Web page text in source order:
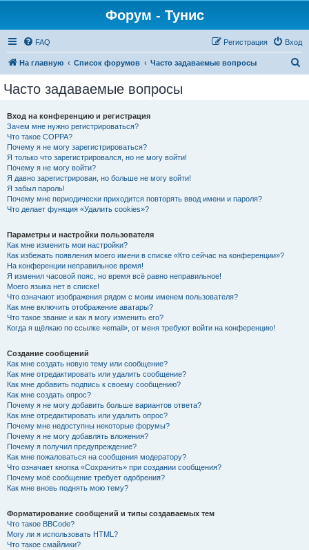
Форум - Тунис
FAQ Вход
Регистрация
На главную Список форумов Часто задаваемые вопросы
Часто задаваемые вопросы
Вход на конференцию и регистрация
Зачем мне нужно регистрироваться?
Что такое COPPA?
Почему я не могу зарегистрироваться?
Я только что зарегистрировался, но не могу войти!
Почему я не могу войти?
Я давно зарегистрирован, но больше не могу войти!
Я забыл пароль!
Почему мне периодически приходится повторять ввод имени и пароля?
Что делает функция «Удалить cookies»?
Параметры и настройки пользователя
Как мне изменить мои настройки?
Как избежать появления моего имени в списке «Кто сейчас на конференции»?
На конференции неправильное время!
Я изменил часовой пояс, но время всё равно неправильное!
Моего языка нет в списке!
Что означают изображения рядом с моим именем пользователя?
Как мне включить отображение аватары?
Что такое звание и как я могу изменить его?
Когда я щёлкаю по ссылке «email», от меня требуют войти на конференцию!
Создание сообщений
Как мне создать новую тему или сообщение?
Как мне отредактировать или удалить сообщение?
Как мне добавить подпись к своему сообщению?
Как мне создать опрос?
Почему я не могу добавить больше вариантов ответа?
Как мне отредактировать или удалить опрос?
Почему мне недоступны некоторые форумы?
Почему я не могу добавлять вложения?
Почему я получил предупреждение?
Как мне пожаловаться на сообщения модератору?
Что означает кнопка «Сохранить» при создании сообщения?
Почему моё сообщение требует одобрения?
Как мне вновь поднять мою тему?
Форматирование сообщений и типы создаваемых тем
Что такое BBCode?
Могу ли я использовать HTML?
Что такое смайлики?